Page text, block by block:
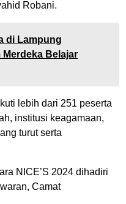
Robani.
di Lampung
Belajar
lebih dari 251 peserta
institusi keagamaan,
turut serta
NICE’S 2024 dihadiri
Camat